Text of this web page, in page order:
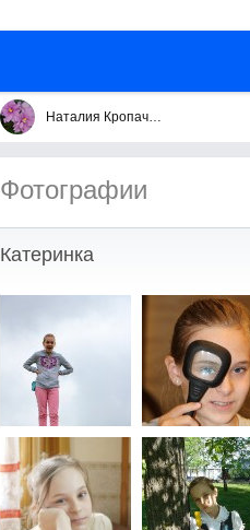
Наталия Кропачева
Фотографии
Катеринка